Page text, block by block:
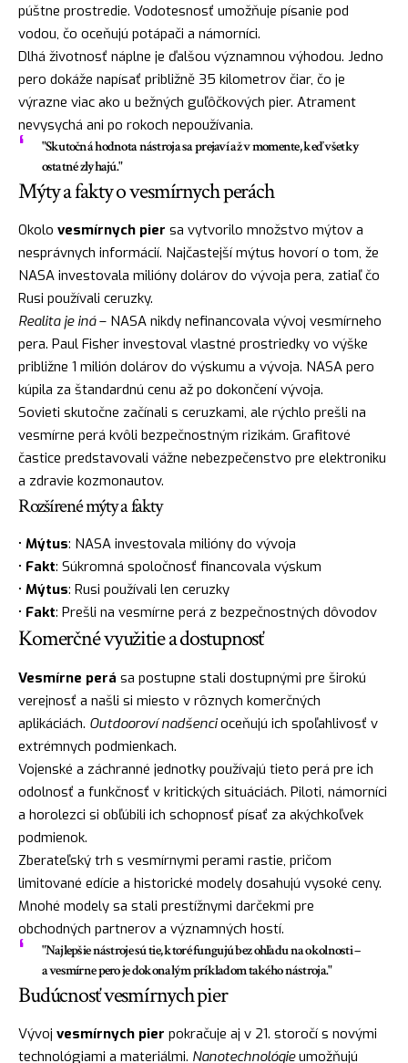
púštne prostredie. Vodotesnosť umožňuje písanie pod
vodou, čo oceňujú potápači a námorníci.
Dlhá životnosť náplne je ďalšou významnou výhodou. Jedno
pero dokáže napísať približně 35 kilometrov čiar, čo je
výrazne viac ako u bežných guľôčkových pier. Atrament
nevysychá ani po rokoch nepoužívania.
"Skutočná hodnota nástroja sa prejaví až v momente, keď všetky
ostatné zlyhajú."
Mýty a fakty o vesmírnych perách
Okolo vesmírnych pier sa vytvorilo množstvo mýtov a
nesprávnych informácií. Najčastejší mýtus hovorí o tom, že
NASA investovala milióny dolárov do vývoja pera, zatiaľ čo
Rusi používali ceruzky.
Realita je iná– NASA nikdy nefinancovala vývoj vesmírneho
pera. Paul Fisher investoval vlastné prostriedky vo výške
približne 1 milión dolárov do výskumu a vývoja. NASA pero
kúpila za štandardnú cenu až po dokončení vývoja.
Sovieti skutočne začínali s ceruzkami, ale rýchlo prešli na
vesmírne perá kvôli bezpečnostným rizikám. Grafitové
častice predstavovali vážne nebezpečenstvo pre elektroniku
a zdravie kozmonautov.
Rozšírené mýty a fakty
• Mýtus: NASA investovala milióny do vývoja
• Fakt: Súkromná spoločnosť financovala výskum
• Mýtus: Rusi používali len ceruzky
• Fakt: Prešli na vesmírne perá z bezpečnostných dôvodov
Komerčné využitie a dostupnosť
Vesmírne perá sa postupne stali dostupnými pre širokú
verejnosť a našli si miesto v rôznych komerčných
aplikáciách. Outdooroví nadšencioceňujú ich spoľahlivosť v
extrémnych podmienkach.
Vojenské a záchranné jednotky používajú tieto perá pre ich
odolnosť a funkčnosť v kritických situáciách. Piloti, námorníci
a horolezci si obľúbili ich schopnosť písať za akýchkoľvek
podmienok.
Zberateľský trh s vesmírnymi perami rastie, pričom
limitované edície a historické modely dosahujú vysoké ceny.
Mnohé modely sa stali prestížnymi darčekmi pre
obchodných partnerov a významných hostí.
"Najlepšie nástroje sú tie, ktoré fungujú bez ohľadu na okolnosti –
a vesmírne pero je dokonalým príkladom takého nástroja."
Budúcnosť vesmírnych pier
Vývoj vesmírnych pier pokračuje aj v 21. storočí s novými
technológiami a materiálmi. Nanotechnológieumožňujú